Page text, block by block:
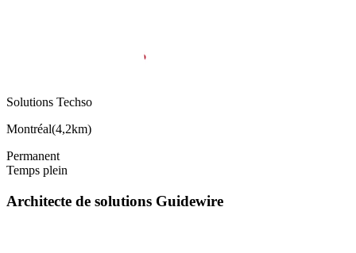
Solutions Techso
Montréal(4,2km)
Permanent
Temps plein
Architecte de solutions Guidewire